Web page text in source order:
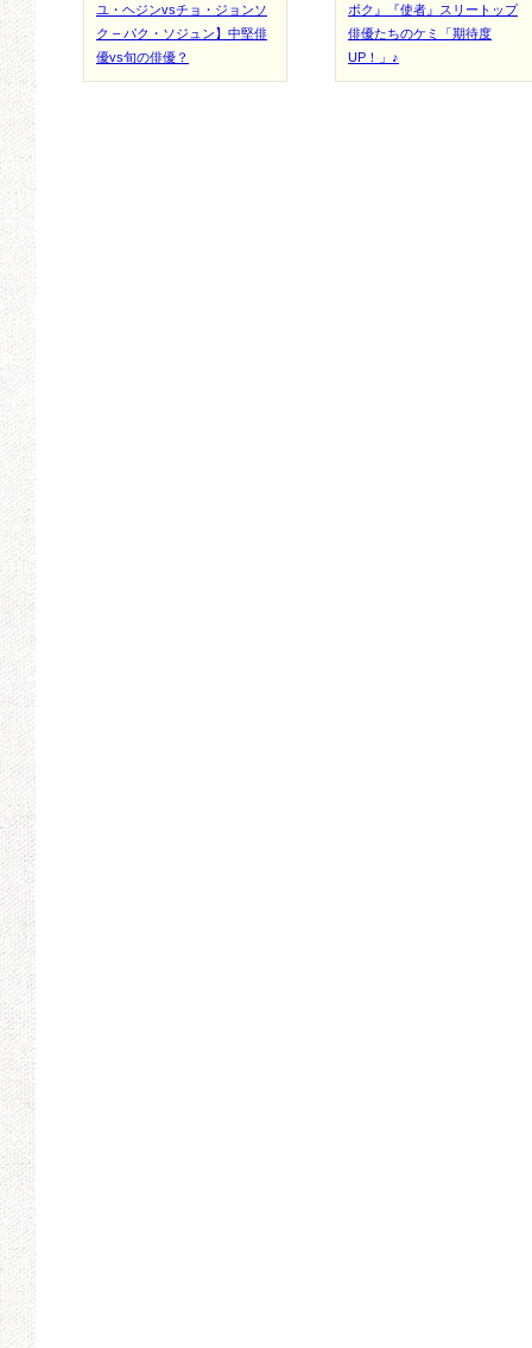
ユ・ヘジンvsチョ・ジョンソ
ク – パク・ソジュン】中堅俳
優vs旬の俳優？
ボク』『使者』スリートップ
俳優たちのケミ「期待度
UP！」♪